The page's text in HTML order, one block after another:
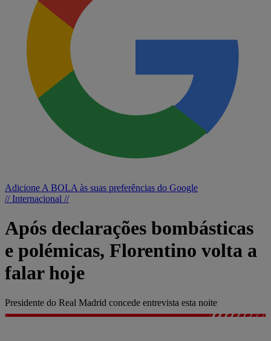
Adicione A BOLA às suas preferências do Google
// Internacional //
Após declarações bombásticas
e polémicas, Florentino volta a
falar hoje
Presidente do Real Madrid concede entrevista esta noite